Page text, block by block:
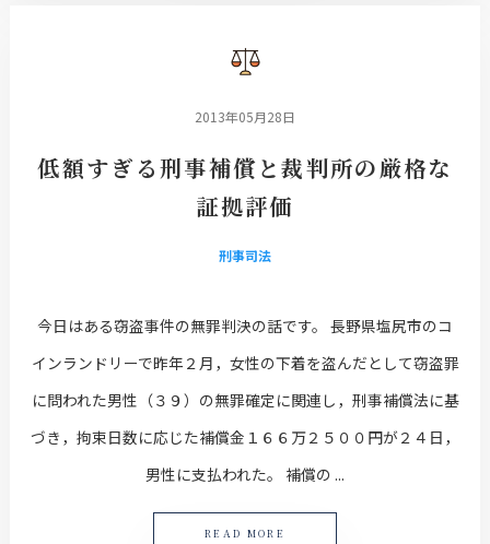
2013年05月28日
低額すぎる刑事補償と裁判所の厳格な
証拠評価
刑事司法
今日はある窃盗事件の無罪判決の話です。 長野県塩尻市のコ
インランドリーで昨年２月，女性の下着を盗んだとして窃盗罪
に問われた男性（３９）の無罪確定に関連し，刑事補償法に基
づき，拘束日数に応じた補償金１６６万２５００円が２４日，
男性に支払われた。 補償の ...
READ MORE